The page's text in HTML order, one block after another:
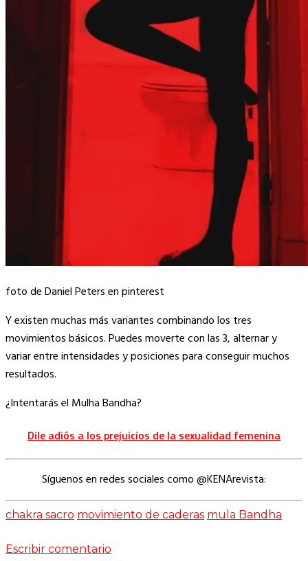
foto de Daniel Peters en pinterest
Y existen muchas más variantes combinando los tres
movimientos básicos. Puedes moverte con las 3, alternar y
variar entre intensidades y posiciones para conseguir muchos
resultados.
¿Intentarás el Mulha Bandha?
Dile adiós a los prejuicios de la sexualidad femenina
Síguenos en redes sociales como @KENArevista:
chakra sacro movimiento de caderas mula Bandha
Escribir comentario